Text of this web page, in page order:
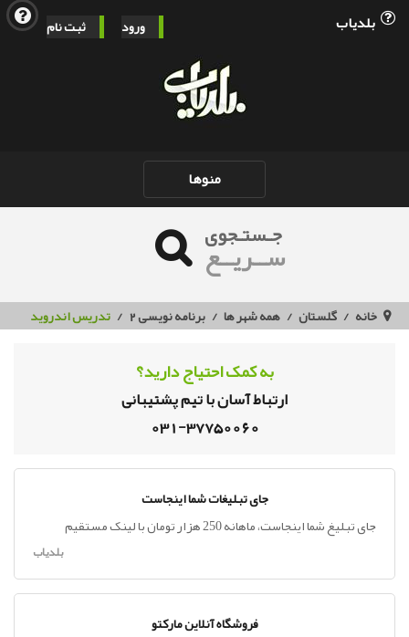
ورود ثبت نام بلدیاب
Toggle
navigation
منوها
جـستـجوی
ســریــع
خانه گلستان همه شهر ها برنامه نویسی 2 تدریس اندروید
به کمک احتیاج دارید؟
ارتباط آسان با تیم پشتیبانی
031-37750060
جای تبلیغات شما اینجاست
جای تبلیغ شما اینجاست، ماهانه 250 هزار تومان با لینک مستقیم
بلدیاب
فروشگاه آنلاین مارکتو